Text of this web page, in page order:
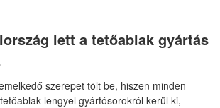
lett a tetőablak gyártás
szerepet tölt be, hiszen minden
lengyel gyártósorokról kerül ki,